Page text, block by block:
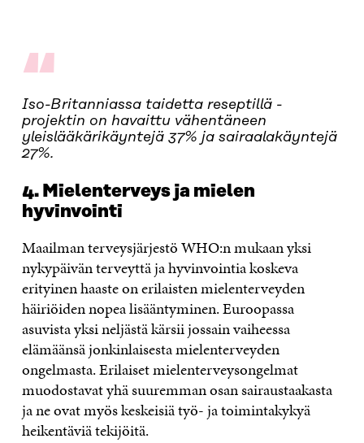
“
Iso-Britanniassa taidetta reseptillä -
projektin on havaittu vähentäneen
yleislääkärikäyntejä 37% ja sairaalakäyntejä
27%.
4. Mielenterveys ja mielen
hyvinvointi
Maailman terveysjärjestö WHO:n mukaan yksi
nykypäivän terveyttä ja hyvinvointia koskeva
erityinen haaste on erilaisten mielenterveyden
häiriöiden nopea lisääntyminen. Euroopassa
asuvista yksi neljästä kärsii jossain vaiheessa
elämäänsä jonkinlaisesta mielenterveyden
ongelmasta. Erilaiset mielenterveysongelmat
muodostavat yhä suuremman osan sairaustaakasta
ja ne ovat myös keskeisiä työ- ja toimintakykyä
heikentäviä tekijöitä.